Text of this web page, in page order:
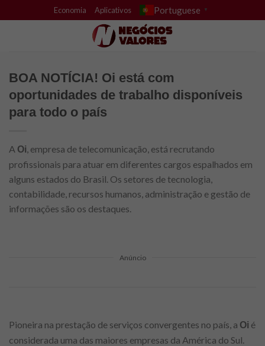
to
Economia Aplicativos Portuguese ▼
BOA NOTÍCIA! Oi está com
oportunidades de trabalho disponíveis
para todo o país
A Oi, empresa de telecomunicação, está recrutando
profissionais para atuar em diferentes cargos espalhados em
alguns estados do Brasil. Os setores de tecnologia,
contabilidade, recursos humanos, administração e gestão de
informações são os destaques.
Anúncio
Pioneira na prestação de serviços convergentes no país, a Oi é
considerada uma das maiores empresas da América do Sul.